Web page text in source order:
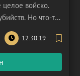
целое войско.
Но что-то
на судьбу
открыл
12:30:19